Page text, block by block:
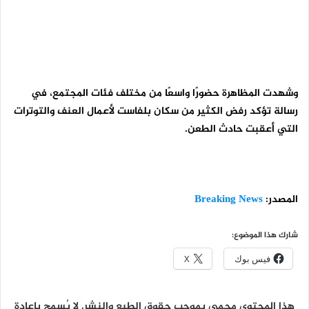
وشهدت المظاهرة حضورًا واسعًا من مختلف فئات المجتمع، في
رسالة تؤكد رفض الكثير من سكان بلفاست لأعمال العنف والتوترات
التي أعقبت حادث الطعن.
المصدر:Breaking News
شارك هذا الموضوع:
فيس بوك X